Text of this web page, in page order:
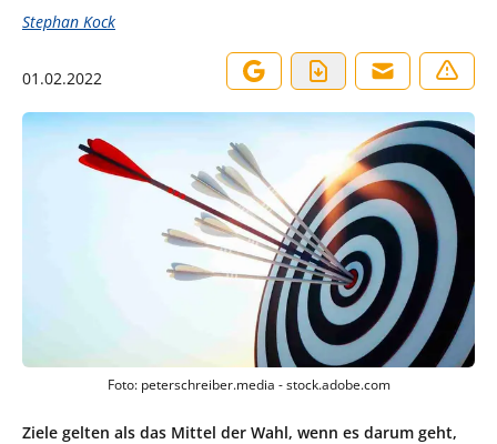
Stephan Kock
01.02.2022
Foto: peterschreiber.media - stock.adobe.com
Ziele gelten als das Mittel der Wahl, wenn es darum geht,